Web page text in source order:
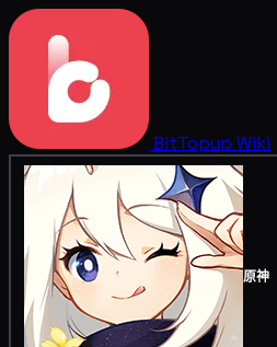
BitTopup Wiki
原神